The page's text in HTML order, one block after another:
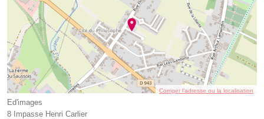
Corriger l’adresse ou la localisation
Ed'images
8 Impasse Henri Carlier